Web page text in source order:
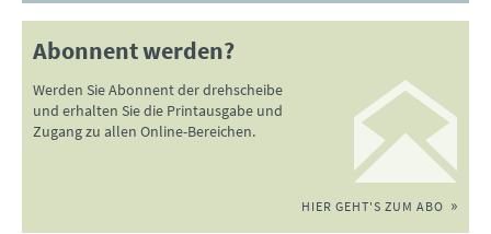
Abonnent werden?
Werden Sie Abonnent der drehscheibe
und erhalten Sie die Printausgabe und
Zugang zu allen Online-Bereichen.
HIER GEHT'S ZUM ABO